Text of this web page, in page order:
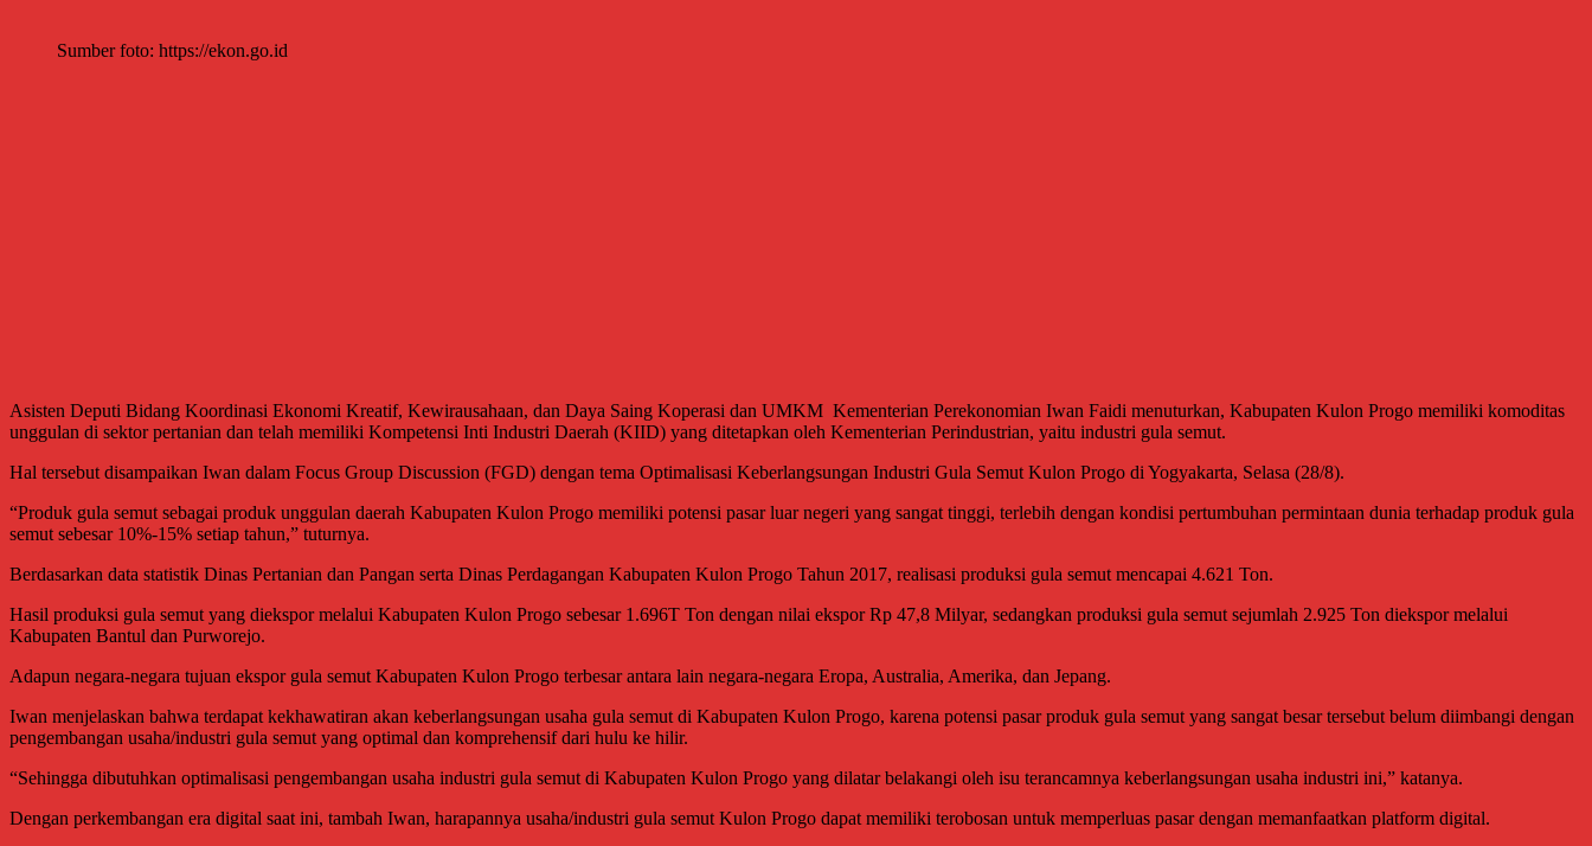
Sumber foto: https://ekon.go.id
Asisten Deputi Bidang Koordinasi Ekonomi Kreatif, Kewirausahaan, dan Daya Saing Koperasi dan UMKM Kementerian Perekonomian Iwan Faidi menuturkan, Kabupaten Kulon Progo memiliki komoditas
unggulan di sektor pertanian dan telah memiliki Kompetensi Inti Industri Daerah (KIID) yang ditetapkan oleh Kementerian Perindustrian, yaitu industri gula semut.
Hal tersebut disampaikan Iwan dalam Focus Group Discussion (FGD) dengan tema Optimalisasi Keberlangsungan Industri Gula Semut Kulon Progo di Yogyakarta, Selasa (28/8).
“Produk gula semut sebagai produk unggulan daerah Kabupaten Kulon Progo memiliki potensi pasar luar negeri yang sangat tinggi, terlebih dengan kondisi pertumbuhan permintaan dunia terhadap produk gula
semut sebesar 10%-15% setiap tahun,” tuturnya.
Berdasarkan data statistik Dinas Pertanian dan Pangan serta Dinas Perdagangan Kabupaten Kulon Progo Tahun 2017, realisasi produksi gula semut mencapai 4.621 Ton.
Hasil produksi gula semut yang diekspor melalui Kabupaten Kulon Progo sebesar 1.696T Ton dengan nilai ekspor Rp 47,8 Milyar, sedangkan produksi gula semut sejumlah 2.925 Ton diekspor melalui
Kabupaten Bantul dan Purworejo.
Adapun negara-negara tujuan ekspor gula semut Kabupaten Kulon Progo terbesar antara lain negara-negara Eropa, Australia, Amerika, dan Jepang.
Iwan menjelaskan bahwa terdapat kekhawatiran akan keberlangsungan usaha gula semut di Kabupaten Kulon Progo, karena potensi pasar produk gula semut yang sangat besar tersebut belum diimbangi dengan
pengembangan usaha/industri gula semut yang optimal dan komprehensif dari hulu ke hilir.
“Sehingga dibutuhkan optimalisasi pengembangan usaha industri gula semut di Kabupaten Kulon Progo yang dilatar belakangi oleh isu terancamnya keberlangsungan usaha industri ini,” katanya.
Dengan perkembangan era digital saat ini, tambah Iwan, harapannya usaha/industri gula semut Kulon Progo dapat memiliki terobosan untuk memperluas pasar dengan memanfaatkan platform digital.